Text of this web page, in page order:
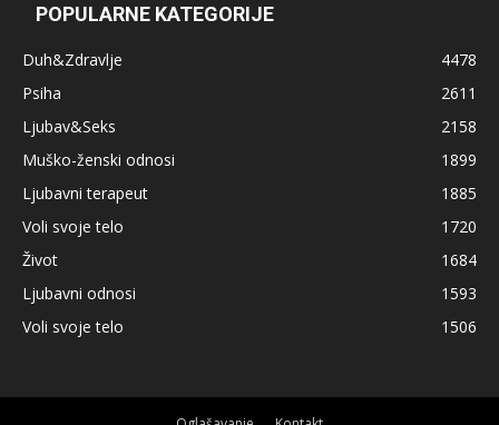
POPULARNE KATEGORIJE
Duh&Zdravlje
4478
Psiha
2611
Ljubav&Seks
2158
Muško-ženski odnosi
1899
Ljubavni terapeut
1885
Voli svoje telo
1720
Život
1684
Ljubavni odnosi
1593
Voli svoje telo
1506